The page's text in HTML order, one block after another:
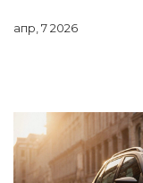
апр, 7 2026